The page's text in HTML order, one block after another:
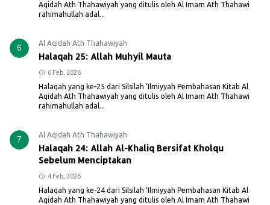
Aqidah Ath Thahawiyah yang ditulis oleh Al Imam Ath Thahawi
rahimahullah adal...
6 Al Aqidah Ath Thahawiyah
Halaqah 25: Allah Muhyil Mauta
6 Feb, 2026
Halaqah yang ke-25 dari Silsilah ‘Ilmiyyah Pembahasan Kitab Al
Aqidah Ath Thahawiyah yang ditulis oleh Al Imam Ath Thahawi
rahimahullah adal...
7 Al Aqidah Ath Thahawiyah
Halaqah 24: Allah Al-Khaliq Bersifat Kholqu
Sebelum Menciptakan
4 Feb, 2026
Halaqah yang ke-24 dari Silsilah ‘Ilmiyyah Pembahasan Kitab Al
Aqidah Ath Thahawiyah yang ditulis oleh Al Imam Ath Thahawi